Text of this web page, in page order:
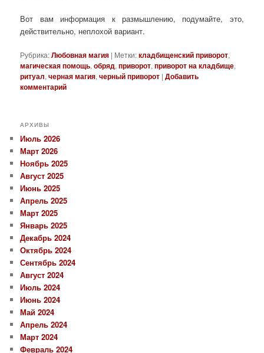
Вот вам информация к размышлению, подумайте, это,
действительно, неплохой вариант.
Рубрика:Любовная магия | Метки:кладбищенский приворот,
магическая помощь,обряд,приворот,приворот на кладбище,
ритуал,черная магия,черный приворот |Добавить
комментарий
АРХИВЫ
Июль 2026
Март 2026
Ноябрь 2025
Август 2025
Июнь 2025
Апрель 2025
Март 2025
Январь 2025
Декабрь 2024
Октябрь 2024
Сентябрь 2024
Август 2024
Июль 2024
Июнь 2024
Май 2024
Апрель 2024
Март 2024
Февраль 2024